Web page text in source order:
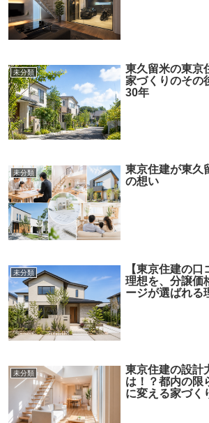
未分類
東久留米の東京
家づくりのその
30年
未分類
東京住建が東久
の想い
未分類
【東京住建の
理想を、分譲価
ージが選ばれる
未分類
東京住建の設計
は！？都内の限
に変える家づく